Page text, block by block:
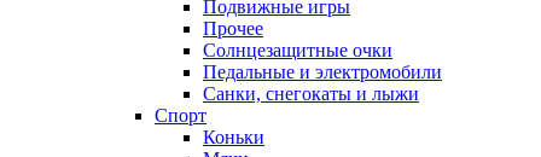
Подвижные игры
Прочее
Солнцезащитные очки
Педальные и электромобили
Санки, снегокаты и лыжи
Спорт
Коньки